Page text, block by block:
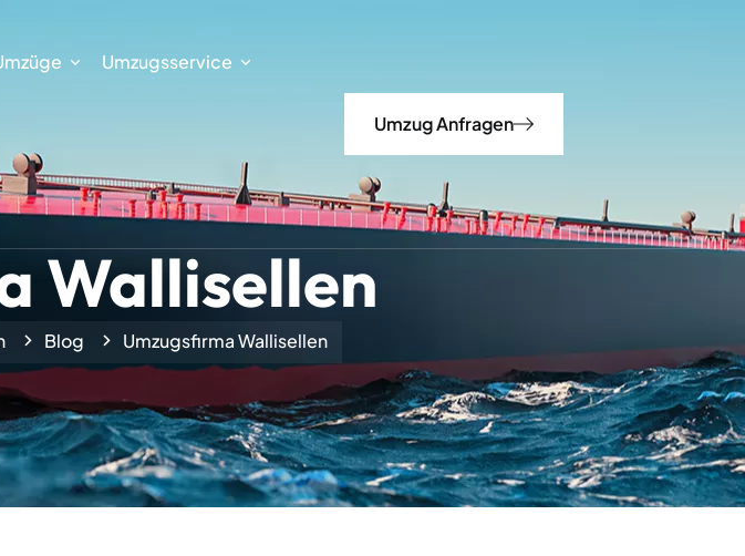
Umzugsservice
Umzug Anfragen
Wallisellen
Blog Umzugsfirma Wallisellen